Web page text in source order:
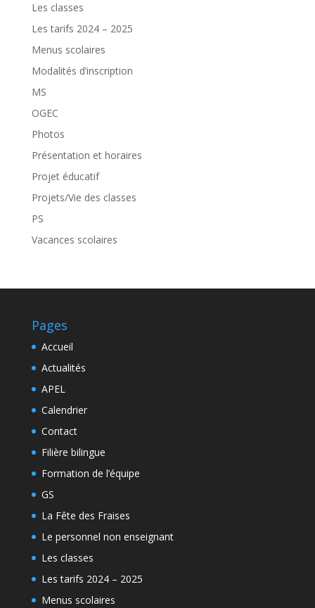
Les classes
Les tarifs 2024 – 2025
Menus scolaires
Modalités d’inscription
MS
OGEC
Photos
Présentation et horaires
Projet éducatif
Projets/Vie des classes
PS
Vacances scolaires
Pages
Accueil
Actualités
APEL
Calendrier
Contact
Filière bilingue
Formation de l’équipe
GS
La Fête des Fraises
Le personnel non enseignant
Les classes
Les tarifs 2024 – 2025
Menus scolaires